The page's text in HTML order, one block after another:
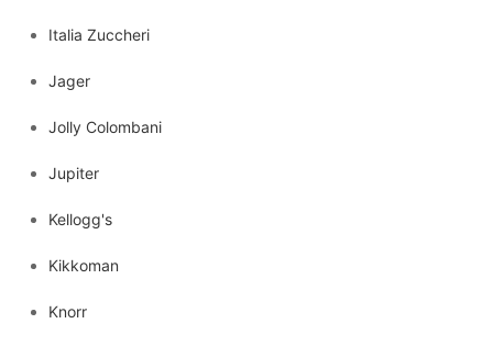
Italia Zuccheri
Jager
Jolly Colombani
Jupiter
Kellogg's
Kikkoman
Knorr